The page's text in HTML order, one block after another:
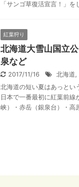
「サンゴ草復活宣言！」を
紅葉狩り
北海道大雪山国立
泉など
2017/11/16 北海道,
北海道の短い夏はあっとい
日本で一番最初に紅葉前
峡）・赤岳（銀泉台）・高